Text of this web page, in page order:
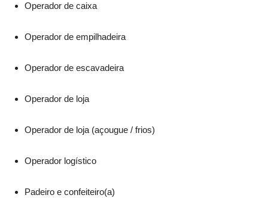
Operador de caixa
Operador de empilhadeira
Operador de escavadeira
Operador de loja
Operador de loja (açougue / frios)
Operador logístico
Padeiro e confeiteiro(a)